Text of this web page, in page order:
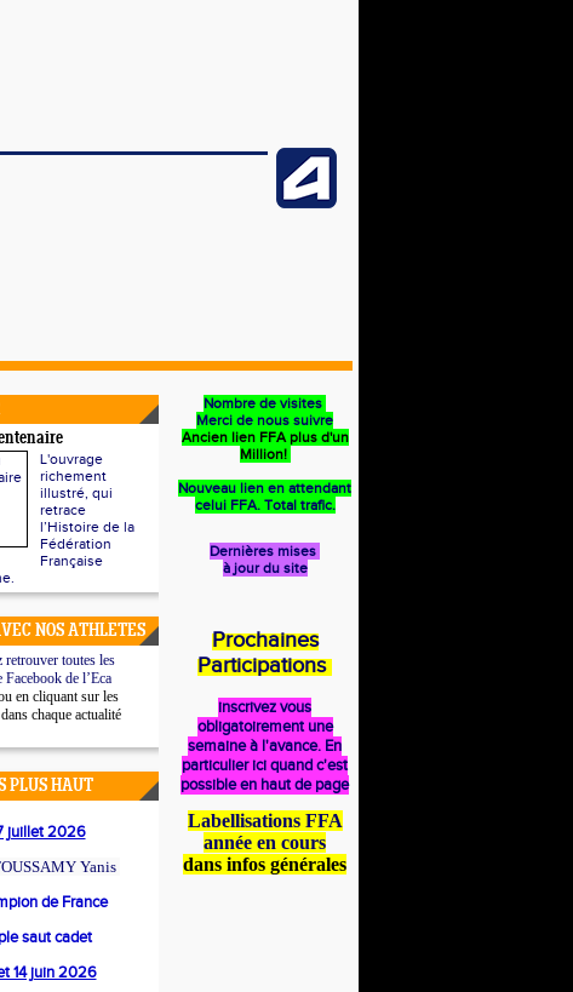
L'ouvrage
richement
illustré, qui
retrace
l’Histoire de la
Fédération
Française
NOS ATHLETES
retrouver toutes les
de l’Eca
en cliquant sur les
chaque actualité
PLUS HAUT
juillet 2026
Yanis
de France
saut cadet
14 juin 2026
Nombre de visites
Merci de nous suivre
Ancien lien FFA plus d'un
Million!
Nouveau lien en attendant
celui FFA. Total trafic.
Dernières mises
à jour du site
Prochaines
Participations
inscrivez vous
obligatoirement une
semaine à l'avance. En
particulier ici quand c'est
possible en haut de page
Labellisations FFA
année en cours
dans infos générales